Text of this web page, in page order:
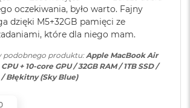
dwóch wyświetlaczy zewnętrznych:
o natywnej rozdzielczości do 6K przy 60
144 Hz
otoczenia
: ISO - Angielski PL
oczekiwania, było warto. Fajny
dzięki M5+32GB pamięci ze
które dla niego mam.
podobnego produktu:Apple MacBook Air
CPU + 10‑core GPU / 32GB RAM / 1TB SSD /
Błękitny (Sky Blue)